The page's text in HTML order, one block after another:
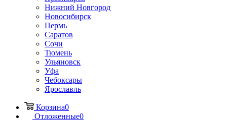
Нижний Новгород
Новосибирск
Пермь
Саратов
Сочи
Тюмень
Ульяновск
Уфа
Чебоксары
Ярославль
Корзина0
Отложенные0